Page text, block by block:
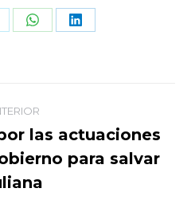
Share Share
Publicación
las actuaciones
para salvar